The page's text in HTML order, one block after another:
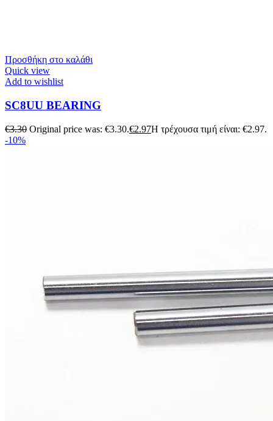
Προσθήκη στο καλάθι
Quick view
Add to wishlist
SC8UU BEARING
€3.30 Original price was: €3.30.€2.97Η τρέχουσα τιμή είναι: €2.97.
-10%